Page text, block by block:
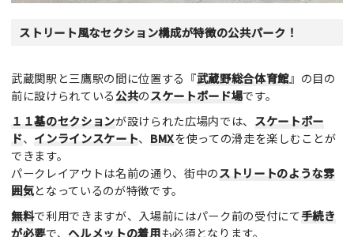
ストリート風なセクション構成が特徴の公共パーク！
武蔵関駅と三鷹駅の間に位置する『武蔵野総合体育館』の目の
前に設けられている公共のスケートボード場です。
１１基のセクションが設けられた広場内では、 スケートボー
ド、 インラインスケート、 BMXを使っての滑走を楽しむことが
できます。
パークレイアウトは名前の通り、街中のストリートのような雰
囲気となっているのが特徴です。
無料で利用できますが、入場前にはパーク前の受付にて手続き
が必要で、ヘルメットの着用も必須となります。